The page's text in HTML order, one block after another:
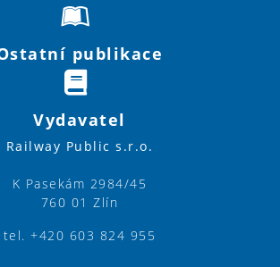
publikace
Vydavatel
Railway Public s.r.o.
K Pasekám 2984/45
760 01 Zlín
tel. +420 603 824 955